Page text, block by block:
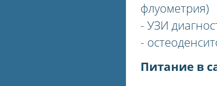
флуометрия)
- УЗИ
-
Питание в